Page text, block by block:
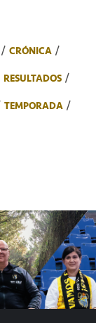
CRÓNICA
RESULTADOS
TEMPORADA